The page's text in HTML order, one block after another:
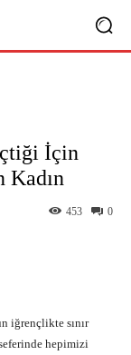
İçin
Kadın
0
453
iğrençlikte sınır
hepimizi